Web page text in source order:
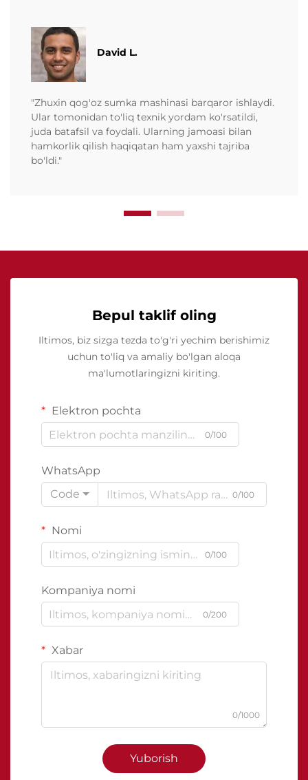
David L.
"Zhuxin qog'oz sumka mashinasi barqaror ishlaydi.
Ular tomonidan to'liq texnik yordam ko'rsatildi,
juda batafsil va foydali. Ularning jamoasi bilan
hamkorlik qilish haqiqatan ham yaxshi tajriba
bo'ldi."
Bepul taklif oling
Iltimos, biz sizga tezda to'g'ri yechim berishimiz
uchun to'liq va amaliy bo'lgan aloqa
ma'lumotlaringizni kiriting.
Elektron pochta
0/100
WhatsApp
Code
0/100
Nomi
0/100
Kompaniya nomi
0/200
Xabar
0/1000
Yuborish